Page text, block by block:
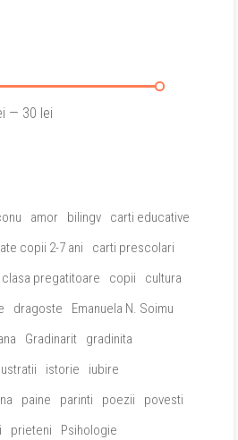
— 30 lei
amor bilingv
carti educative
copii 2-7 ani
carti prescolari
clasa pregatitoare copii
cultura
dragoste
Emanuela N. Soimu
Gradinarit
gradinita
istorie
iubire
paine parinti poezii
povesti
prieteni
Psihologie